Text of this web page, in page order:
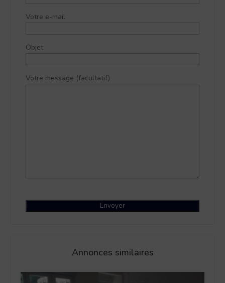
Votre e-mail
Objet
Votre message (facultatif)
Annonces similaires